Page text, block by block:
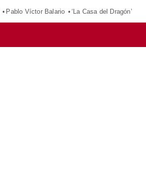
Pablo Víctor Balario ‘La Casa del Dragón’